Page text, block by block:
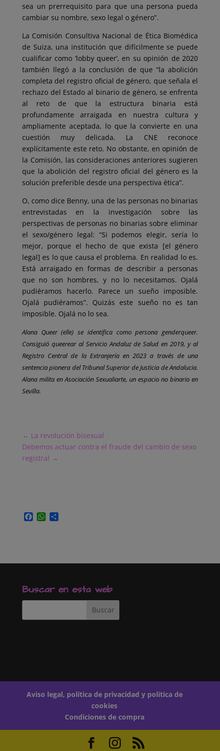
sea un prerrequisito para que una persona pueda
cambiar su nombre, sexo legal o género”.
La Comisión Consultiva Nacional de Ética Biomédica
de Suiza, una institución que difícilmente se puede
cualificar como ‘lobby queer’, en su opinión de 2020
también llegó a la conclusión de que “la abolición
completa del registro oficial de género, que señala el
rechazo del Estado al binario de género, se enfrenta
al reto de que la estructura binaria está
profundamente arraigada en nuestra cultura y
ampliamente aceptada, lo que la convierte en una
cuestión muy delicada. La CNE reconoce
explícitamente este reto. No obstante, en opinión de
la Comisión, las consideraciones anteriores sugieren
que la abolición del registro oficial del género es la
solución preferible desde una perspectiva ética”.
O, como dice Benny, una de las personas no binarias
entrevistadas en la investigación sobre las
perspectivas de personas no binarias sobre eliminar
el sexo/género legal: “Si podemos elegir, sería lo
mejor, porque el hecho de que exista [el género
legal] es lo que causa el problema. En realidad lo es.
Está arraigado en formas de describir a personas
que no son hombres, y no lo necesitamos. Ojalá
pudiéramos hacerlo. Parece un sueño imposible.
Ojalá pudiéramos”. Quizás este sueño no es tan
imposible. Ojalá no lo sea.
Alana Queer (elle) se identifica como persona genderqueer.
Consiguió queerear al Servicio Andaluz de Salud en 2019, y al
Registro Central de la Extranjería en 2023 a través de una
sentencia pionera del Tribunal Superior de Justicia de Andalucia.
Alana milita en Asociación Sexualiarte, un espacio no binario en
Sevilla.
← La revolución bisexual
Debemos actuar contra el fraude del cambio de sexo
registral →
F
o
W
A
C
r
r
Buscar en esta web
Aviso legal, política de privacidad y política de
cookies
Condiciones de compra